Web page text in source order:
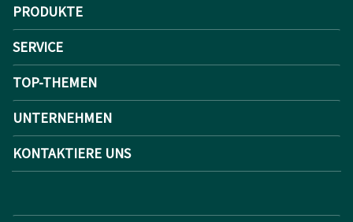
PRODUKTE
SERVICE
TOP-THEMEN
UNTERNEHMEN
KONTAKTIERE UNS